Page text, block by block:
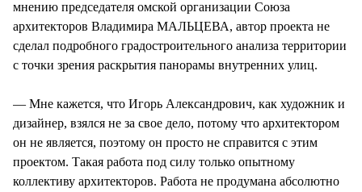
мнению председателя омской организации Союза
архитекторов Владимира МАЛЬЦЕВА, автор проекта не
сделал подробного градостроительного анализа территории
с точки зрения раскрытия панорамы внутренних улиц.
— Мне кажется, что Игорь Александрович, как художник и
дизайнер, взялся не за свое дело, потому что архитектором
он не является, поэтому он просто не справится с этим
проектом. Такая работа под силу только опытному
коллективу архитекторов. Работа не продумана абсолютно